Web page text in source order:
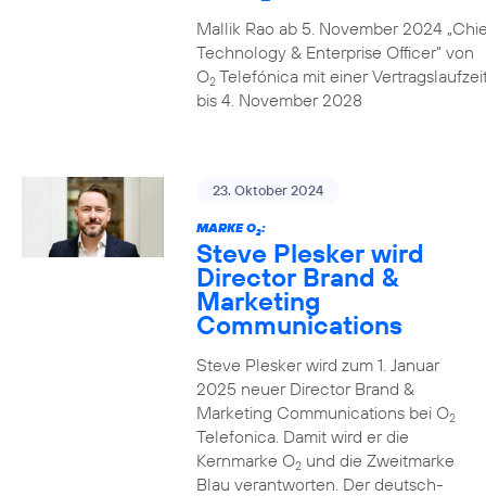
Mallik Rao ab 5. November 2024
Technology & Enterprise Officer” von
O2Telefónica mit einer
bis 4. November 2028
23. Oktober 2024
MARKE O2:
Steve Plesker wird
Director Brand &
Marketing
Communications
Steve Plesker wird zum 1. Januar
2025 neuer Director Brand &
Marketing Communications bei O2
Telefonica. Damit wird er die
Kernmarke O2und die Zweitmarke
Blau verantworten. Der deutsch-